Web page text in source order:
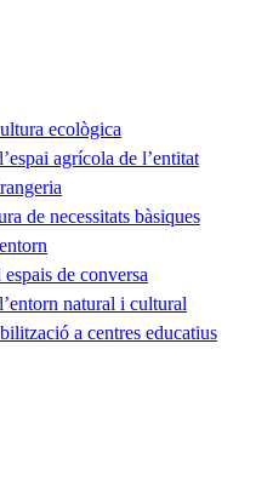
ecològica
agrícola de l’entitat
de necessitats bàsiques
de conversa
natural i cultural
a centres educatius